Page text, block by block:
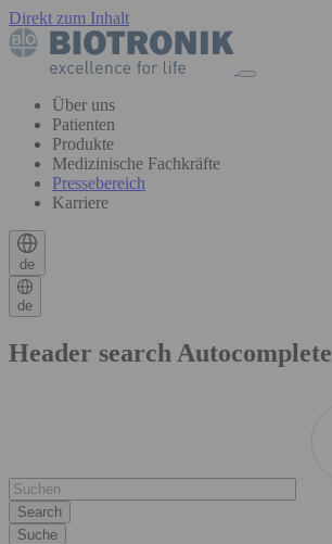
Direkt zum Inhalt
Über uns
Patienten
Produkte
Medizinische Fachkräfte
Pressebereich
Karriere
de
de
Header search Autocomplete
Suche